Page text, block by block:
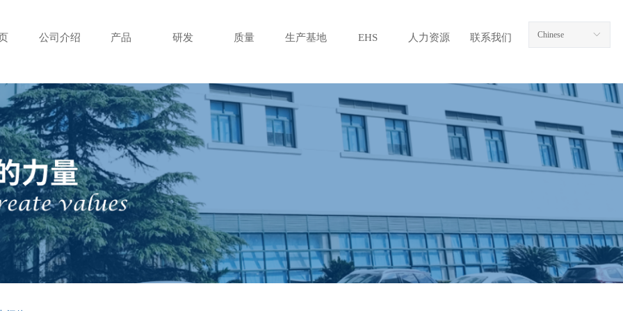
公司介绍 产品 研发 质量 生产基地 EHS 人力资源 联系我们 ꀅ
Chinese